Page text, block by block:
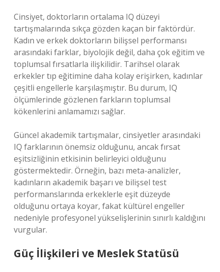
Cinsiyet, doktorların ortalama IQ düzeyi
tartışmalarında sıkça gözden kaçan bir faktördür.
Kadın ve erkek doktorların bilişsel performansı
arasındaki farklar, biyolojik değil, daha çok eğitim ve
toplumsal fırsatlarla ilişkilidir. Tarihsel olarak
erkekler tıp eğitimine daha kolay erişirken, kadınlar
çeşitli engellerle karşılaşmıştır. Bu durum, IQ
ölçümlerinde gözlenen farkların toplumsal
kökenlerini anlamamızı sağlar.
Güncel akademik tartışmalar, cinsiyetler arasındaki
IQ farklarının önemsiz olduğunu, ancak fırsat
eşitsizliğinin etkisinin belirleyici olduğunu
göstermektedir. Örneğin, bazı meta-analizler,
kadınların akademik başarı ve bilişsel test
performanslarında erkeklerle eşit düzeyde
olduğunu ortaya koyar, fakat kültürel engeller
nedeniyle profesyonel yükselişlerinin sınırlı kaldığını
vurgular.
Güç İlişkileri ve Meslek Statüsü